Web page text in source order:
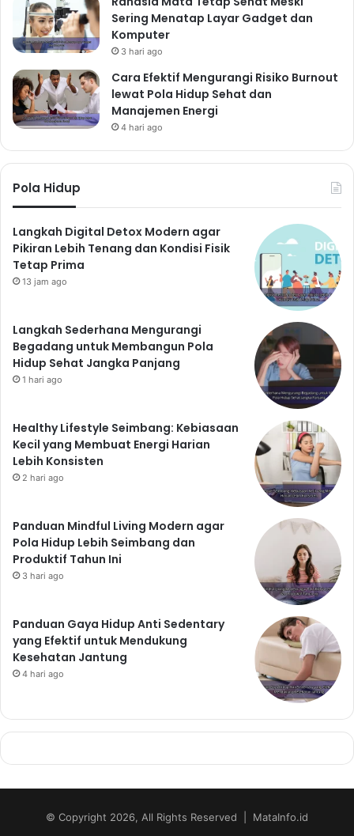
Sering Menatap Layar Gadget dan
Komputer
3 hari ago
Cara Efektif Mengurangi Risiko Burnout
lewat Pola Hidup Sehat dan
Manajemen Energi
4 hari ago
Pola Hidup
Langkah Digital Detox Modern agar
Pikiran Lebih Tenang dan Kondisi Fisik
Tetap Prima
13 jam ago
Langkah Sederhana Mengurangi
Begadang untuk Membangun Pola
Hidup Sehat Jangka Panjang
1 hari ago
Healthy Lifestyle Seimbang: Kebiasaan
Kecil yang Membuat Energi Harian
Lebih Konsisten
2 hari ago
Panduan Mindful Living Modern agar
Pola Hidup Lebih Seimbang dan
Produktif Tahun Ini
3 hari ago
Panduan Gaya Hidup Anti Sedentary
yang Efektif untuk Mendukung
Kesehatan Jantung
4 hari ago
© Copyright 2026, All Rights Reserved | MataInfo.id